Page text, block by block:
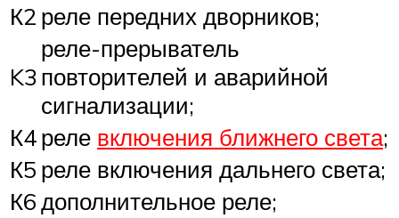
К2 реле передних дворников;
K3
реле-прерыватель
повторителей и аварийной
сигнализации;
К4реле включения ближнего света;
К5 реле включения дальнего света;
К6дополнительное реле;